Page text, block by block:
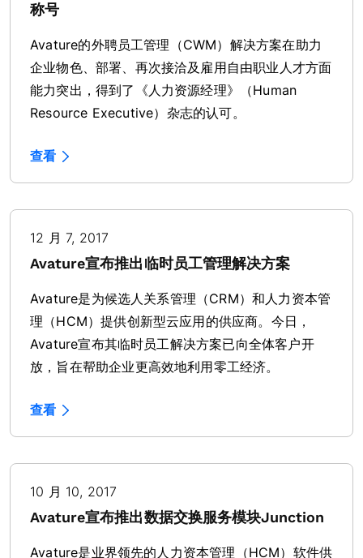
称号
Avature的外聘员工管理（CWM）解决方案在助力
企业物色、部署、再次接洽及雇用自由职业人才方面
能力突出，得到了《人力资源经理》（Human
Resource Executive）杂志的认可。
查看
12 月 7, 2017
Avature宣布推出临时员工管理解决方案
Avature是为候选人关系管理（CRM）和人力资本管
理（HCM）提供创新型云应用的供应商。今日，
Avature宣布其临时员工解决方案已向全体客户开
放，旨在帮助企业更高效地利用零工经济。
查看
10 月 10, 2017
Avature宣布推出数据交换服务模块Junction
Avature是业界领先的人力资本管理（HCM）软件供